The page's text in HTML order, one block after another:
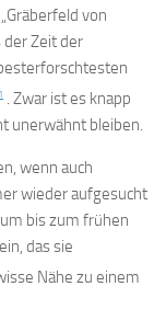
von
der Zeit der
1 . Zwar ist es knapp
unerwähnt bleiben.
wenn auch
wieder aufgesucht
bis zum frühen
das sie
Nähe zu einem